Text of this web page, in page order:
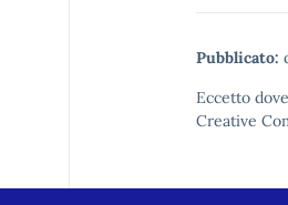
Pubblicato:
Eccetto
Creative